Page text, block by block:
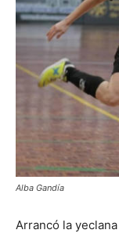
Alba Gandía
Arrancó la yeclana